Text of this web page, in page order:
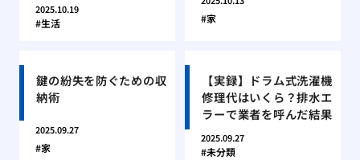
2025.10.19
生活 家
鍵の紛失を防ぐための収
納術
2025.09.27
家
【実録】ドラム式洗濯機
修理代はいくら？排水エ
ラーで業者を呼んだ結果
2025.09.27
未分類